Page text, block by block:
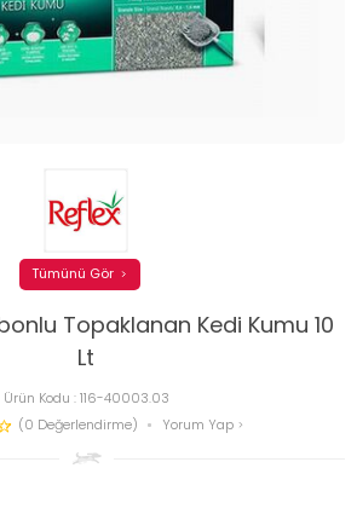
Topaklanan Kedi Kumu 10
Lt
Ürün Kodu :116-40003.03
(0 Değerlendirme)
Yorum Yap
Tümünü Gör